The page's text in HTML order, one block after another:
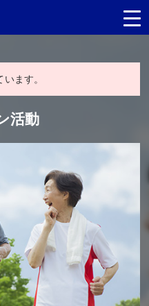
ます。
活動